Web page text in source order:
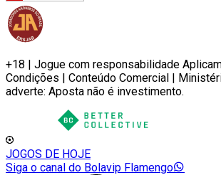
+18 | Jogue com responsabilidade
Condições | Conteúdo Comercial |
adverte: Aposta não é investimento.
JOGOS DE HOJE
Siga o canal do Bolavip Flamengo